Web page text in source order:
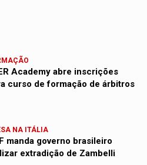
Academy abre inscrições
curso de formação de árbitros
NA ITÁLIA
manda governo brasileiro
extradição de Zambelli